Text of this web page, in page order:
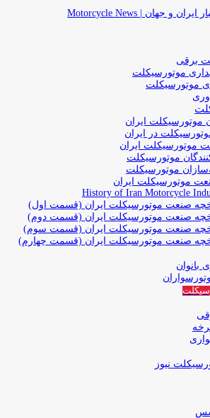
برقی
موتورسیکلت
موتورسیکلت
موتورسیکلت ایران
موتورسیکلت در ایران
موتورسیکلت ایران
موتورسیکلت
موتورسیکلت
موتورسیکلت ایران
History of Iran Motorcycle
صنعت موتورسیکلت ایران (قسمت اول)
صنعت موتورسیکلت ایران (قسمت دوم)
صنعت موتورسیکلت ایران (قسمت سوم)
صنعت موتورسیکلت ایران (قسمت چهارم)
بانوان
نیوز